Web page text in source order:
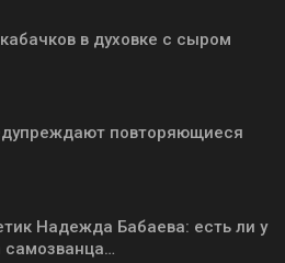
в духовке с сыром
повторяющиеся
Надежда Бабаева: есть ли у